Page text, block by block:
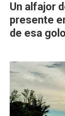
Un alfajor
presente
de esa